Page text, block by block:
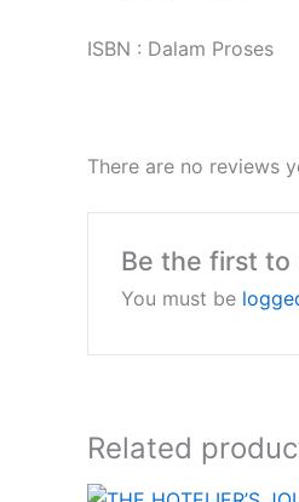
ISBN : Dalam Proses
There are no reviews
Be the first to
You must be
Related